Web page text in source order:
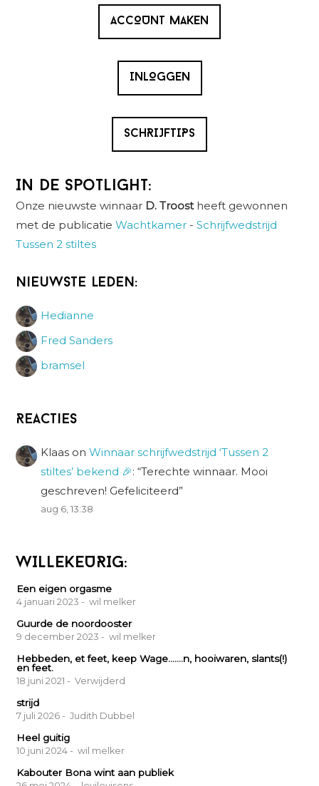
ACCOUNT MAKEN
INLOGGEN
SCHRIJFTIPS
In de spotlight:
Onze nieuwste winnaar D. Troost heeft gewonnen
met de publicatieWachtkamer -Schrijfwedstrijd
Tussen 2 stiltes
Nieuwste leden:
Hedianne
Fred Sanders
bramsel
Reacties
Klaas onWinnaar schrijfwedstrijd ‘Tussen 2
stiltes’ bekend 🎉: “Terechte winnaar. Mooi
geschreven! Gefeliciteerd”
aug 6, 13:38
WILLEKEURIG:
Een eigen orgasme
4 januari 2023 - wil melker
Guurde de noordooster
9 december 2023 - wil melker
Hebbeden, et feet, keep Wage…….n, hooiwaren, slants(!)
en feet.
18 juni 2021 - Verwijderd
strijd
7 juli 2026 - Judith Dubbel
Heel guitig
10 juni 2024 - wil melker
Kabouter Bona wint aan publiek